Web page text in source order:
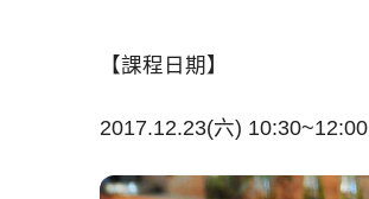
【課程日期】
2017.12.23(六) 10:30~12:00